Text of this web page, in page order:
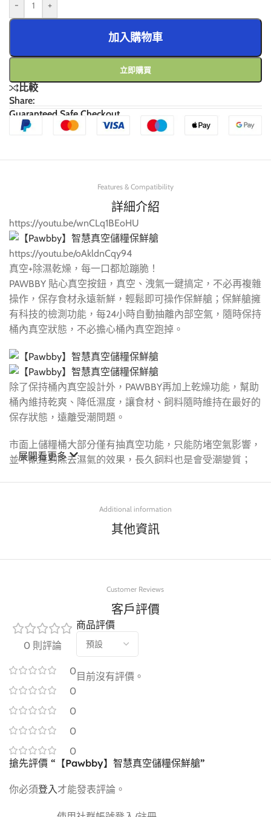
- +
加入購物車
立即購買
比較
Share:
Guaranteed Safe Checkout
Features & Compatibility
詳細介紹
https://youtu.be/wnCLq1BEoHU
https://youtu.be/oAkldnCqy94
真空+除濕乾燥，每一口都尬蹦脆！
PAWBBY 貼心真空按鈕，真空、洩氣一鍵搞定，不必再複雜
操作，保存食材永遠新鮮，輕鬆即可操作保鮮艙；保鮮艙擁
有科技的檢測功能，每24小時自動抽離內部空氣，隨時保持
桶內真空狀態，不必擔心桶內真空跑掉。
除了保持桶內真空設計外，PAWBBY再加上乾燥功能，幫助
桶內維持乾爽、降低濕度，讓食材、飼料隨時維持在最好的
保存狀態，遠離受潮問題。
市面上儲糧桶大部分僅有抽真空功能，只能防堵空氣影響，
並不能達到除去濕氣的效果，長久飼料也是會受潮變質；
產品尺寸：238*238*266mm (長x深x高)
適用範圍：零食餅乾、稻米、粉類產品、五穀雜糧、藥品、
凍乾、混合糧、風乾糧
產品材質：食品級ABS
電池容量：4800 mAh
續航時間：60天 (按每天2次抽放計算)
展開看更多
Additional information
其他資訊
Customer Reviews
客戶評價
0 則評論
0
0
0
0
0
商品評價
目前沒有評價。
搶先評價 “【Pawbby】智慧真空儲糧保鮮艙”
你必須登入才能發表評論。